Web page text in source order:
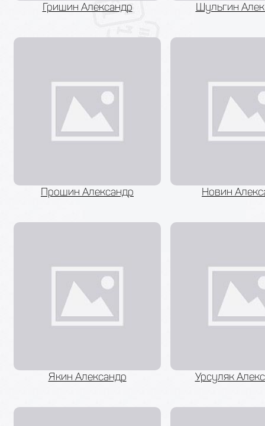
Гришин Александр Шульгин
Прошин Александр Новин
Якин Александр Урсуляк